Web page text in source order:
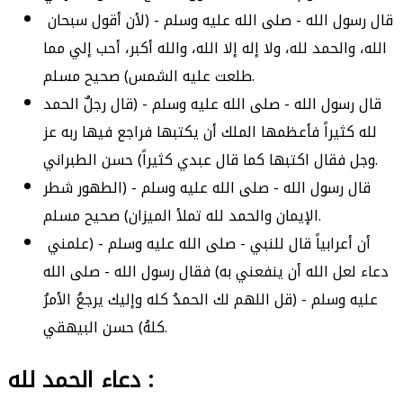
الله، والحمد لله، ولا إله إلا الله، والله أكبر، أحب إلي مما
طلعت عليه الشمس) صحيح مسلم.
قال رسول الله - صلى الله عليه وسلم - (قال رجلٌ الحمد
لله كثيراً فأعظمها الملك أن يكتبها فراجع فيها ربه عز
وجل فقال اكتبها كما قال عبدي كثيراً) حسن الطبراني.
قال رسول الله - صلى الله عليه وسلم - (الطهور شطر
الإيمان والحمد لله تملأ الميزان) صحيح مسلم.
دعاء لعل الله أن ينفعني به) فقال رسول الله - صلى الله
عليه وسلم - (قل اللهم لك الحمدُ كله وإليك يرجعُ الأمرُ
كلهُ) حسن البيهقي.
دعاء الحمد لله :